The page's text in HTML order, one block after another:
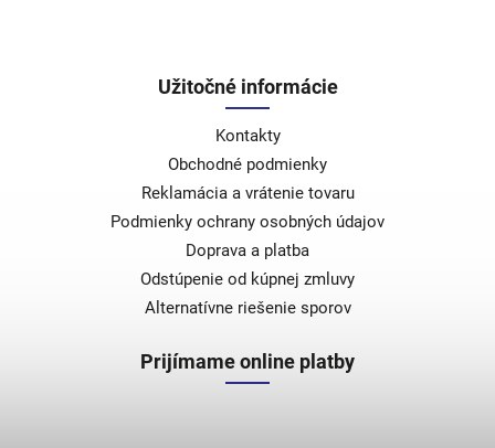
Užitočné informácie
Kontakty
Obchodné podmienky
Reklamácia a vrátenie tovaru
Podmienky ochrany osobných údajov
Doprava a platba
Odstúpenie od kúpnej zmluvy
Alternatívne riešenie sporov
Prijímame online platby